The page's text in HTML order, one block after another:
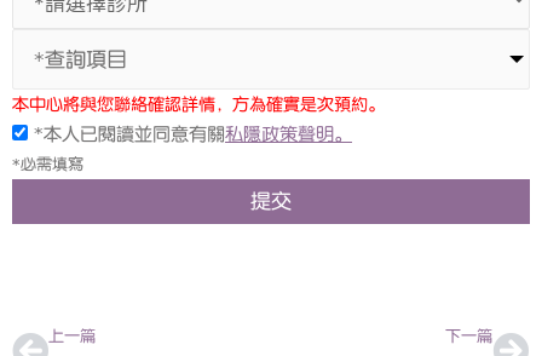
*查詢項目
本中心將與您聯絡確認詳情，方為確實是次預約。
*本人已閱讀並同意有關私隱政策聲明。
*必需填寫
提交
上一篇
下一篇